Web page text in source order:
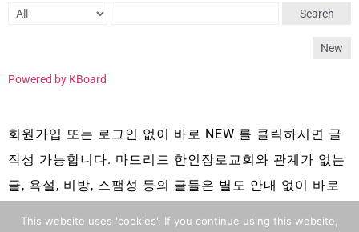
Search
New
Powered by KBoard
회원가입 또는 로그인 없이 바로 NEW 를 클릭하시면 글
작성 가능합니다. 마드리드 한인장로교회와 관계가 없는
글, 욕설, 비방, 스팸성 등의 글들은 별도 안내 없이 바로
This website uses 'cookies'. If you continue using this website,